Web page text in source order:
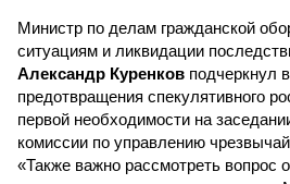
Министр по делам гражданской
ситуациям и ликвидации
Александр Куренков подчеркнул
предотвращения спекулятивного
первой необходимости на
комиссии по управлению
«Также важно рассмотреть вопрос